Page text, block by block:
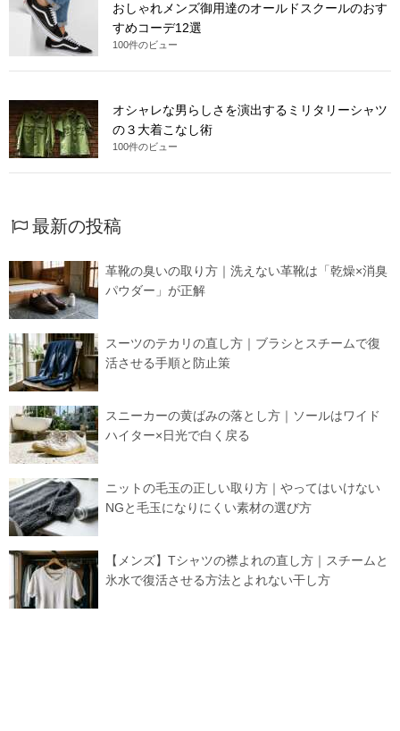
おしゃれメンズ御用達のオールドスクールのおす
すめコーデ12選
100件のビュー
オシャレな男らしさを演出するミリタリーシャツ
の３大着こなし術
100件のビュー
最新の投稿
革靴の臭いの取り方｜洗えない革靴は「乾燥×消臭
パウダー」が正解
スーツのテカリの直し方｜ブラシとスチームで復
活させる手順と防止策
スニーカーの黄ばみの落とし方｜ソールはワイド
ハイター×日光で白く戻る
ニットの毛玉の正しい取り方｜やってはいけない
NGと毛玉になりにくい素材の選び方
【メンズ】Tシャツの襟よれの直し方｜スチームと
氷水で復活させる方法とよれない干し方